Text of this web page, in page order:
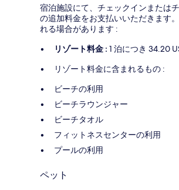
宿泊施設にて、チェックインまたは
の追加料金をお支払いいただきます
れる場合があります :
リゾート料金 : 1 泊につき 34.20
リゾート料金に含まれるもの :
ビーチの利用
ビーチラウンジャー
ビーチタオル
フィットネスセンターの利用
プールの利用
ペット